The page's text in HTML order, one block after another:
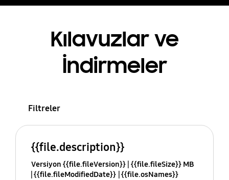
Kılavuzlar ve
İndirmeler
Filtreler
{{file.description}}
Versiyon {{file.fileVersion}} {{file.fileSize}} MB
{{file.fileModifiedDate}} {{file.osNames}}